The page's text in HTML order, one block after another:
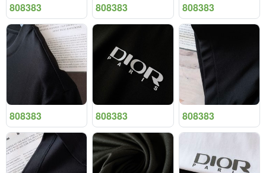
808383 808383 808383
808383 808383 808383